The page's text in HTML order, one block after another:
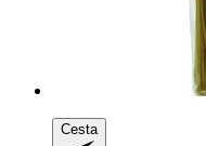
Cesta